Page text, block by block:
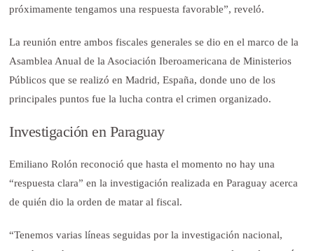
próximamente tengamos una respuesta favorable”, reveló.
La reunión entre ambos fiscales generales se dio en el marco de la
Asamblea Anual de la Asociación Iberoamericana de Ministerios
Públicos que se realizó en Madrid, España, donde uno de los
principales puntos fue la lucha contra el crimen organizado.
Investigación en Paraguay
Emiliano Rolón reconoció que hasta el momento no hay una
“respuesta clara” en la investigación realizada en Paraguay acerca
de quién dio la orden de matar al fiscal.
“Tenemos varias líneas seguidas por la investigación nacional,